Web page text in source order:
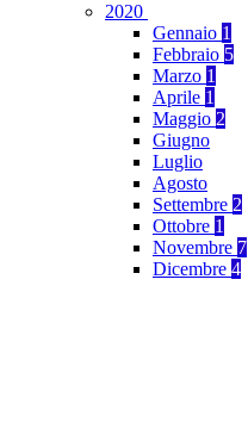
2020
Gennaio 1
Febbraio 5
Marzo 1
Aprile 1
Maggio 2
Giugno
Luglio
Agosto
Settembre 2
Ottobre 1
Novembre 7
Dicembre 4